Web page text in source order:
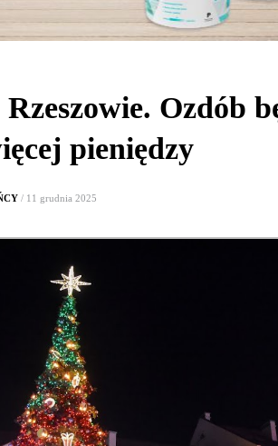
Ozdób
pieniędzy
/ 11 grudnia 2025